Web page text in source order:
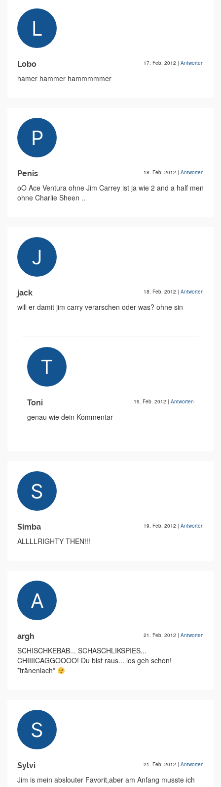
Lobo 17. Feb. 2012 | Antworten
hamer hammer hammmmmer
Penis 18. Feb. 2012 | Antworten
oO Ace Ventura ohne Jim Carrey ist ja wie 2 and a half men
ohne Charlie Sheen ..
jack 18. Feb. 2012 | Antworten
will er damit jim carry verarschen oder was? ohne sin
Toni 19. Feb. 2012 | Antworten
genau wie dein Kommentar
Simba 19. Feb. 2012 | Antworten
ALLLLRIGHTY THEN!!!
argh 21. Feb. 2012 | Antworten
SCHISCHKEBAB... SCHASCHLIKSPIES...
CHIIIICAGGOOOO! Du bist raus... los geh schon!
*tränenlach*
Sylvi 21. Feb. 2012 | Antworten
Jim is mein abslouter Favorit,aber am Anfang musste ich